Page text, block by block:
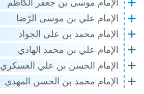
الإمام موسى بن جعفر الكاظم
الإمام علي بن موسى الرّضا
الإمام محمد بن علي الجواد
الإمام علي بن محمد الهادي
الإمام الحسن بن علي العسكري
الإمام محمد بن الحسن المهدي